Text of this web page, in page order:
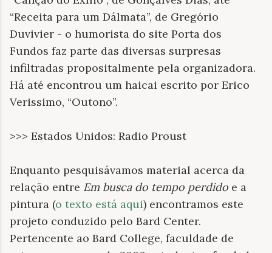
“Receita para um Dálmata”, de Gregório
Duvivier - o humorista do site Porta dos
Fundos faz parte das diversas surpresas
infiltradas propositalmente pela organizadora.
Há até encontrou um haicai escrito por Erico
Verissimo, “Outono”.
>>> Estados Unidos: Radio Proust
Enquanto pesquisávamos material acerca da
relação entre Em busca do tempo perdido e a
pintura (o texto está aqui) encontramos este
projeto conduzido pelo Bard Center.
Pertencente ao Bard College, faculdade de